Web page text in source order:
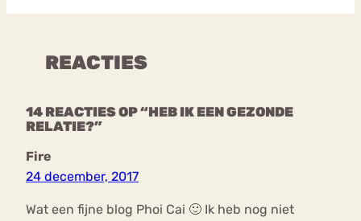
REACTIES
14 REACTIES OP “HEB IK EEN GEZONDE
RELATIE?”
Fire
24 december, 2017
Wat een fijne blog Phoi Cai 🙂 Ik heb nog niet